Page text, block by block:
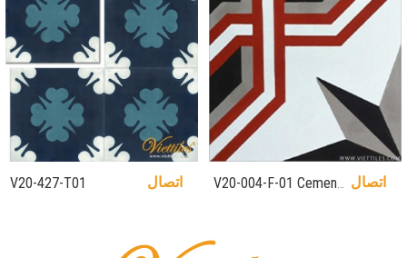
اتصال V20-427-T01 اتصال V20-004-F-01 Cement